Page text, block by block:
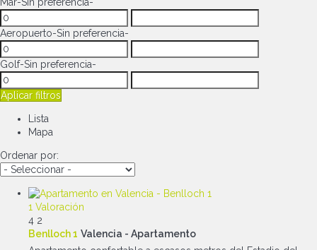
Aeropuerto-Sin preferencia-
Golf-Sin preferencia-
Aplicar filtros
Lista
Mapa
Ordenar por:
1 Valoración
4 2
Benlloch 1 Valencia - Apartamento